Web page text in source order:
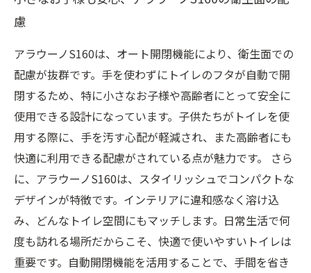
慮
アラウーノS160は、オート開閉機能により、衛生面での
配慮が抜群です。手を使わずにトイレのフタが自動で開
閉するため、特に小さなお子様や高齢者にとって安全に
使用できる設計になっています。子供たちがトイレを使
用する際に、手を汚す心配が軽減され、また高齢者にも
快適に利用できる配慮がされている点が魅力です。 さら
に、アラウーノS160は、スタイリッシュでコンパクトな
デザインが特徴です。インテリアに違和感なく溶け込
み、どんなトイレ空間にもマッチします。日常生活で何
度も訪れる場所だからこそ、快適で使いやすいトイレは
重要です。自動開閉機能を活用することで、手間を省き